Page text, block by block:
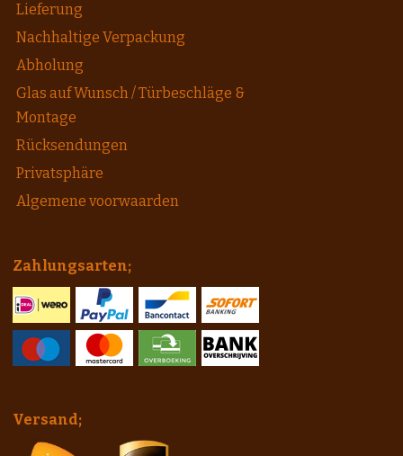
Lieferung
Nachhaltige Verpackung
Abholung
Glas auf Wunsch / Türbeschläge &
Montage
Rücksendungen
Privatsphäre
Algemene voorwaarden
Zahlungsarten;
Versand;